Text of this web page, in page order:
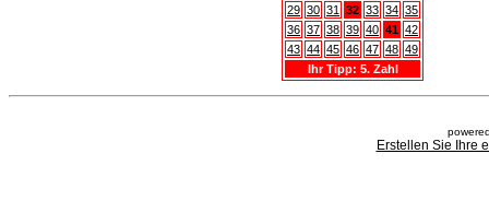
29 30 31 32 33 34 35
36 37 38 39 40 41 42
43 44 45 46 47 48 49
Ihr Tipp: 5. Zahl
Erstellen Sie Ihre